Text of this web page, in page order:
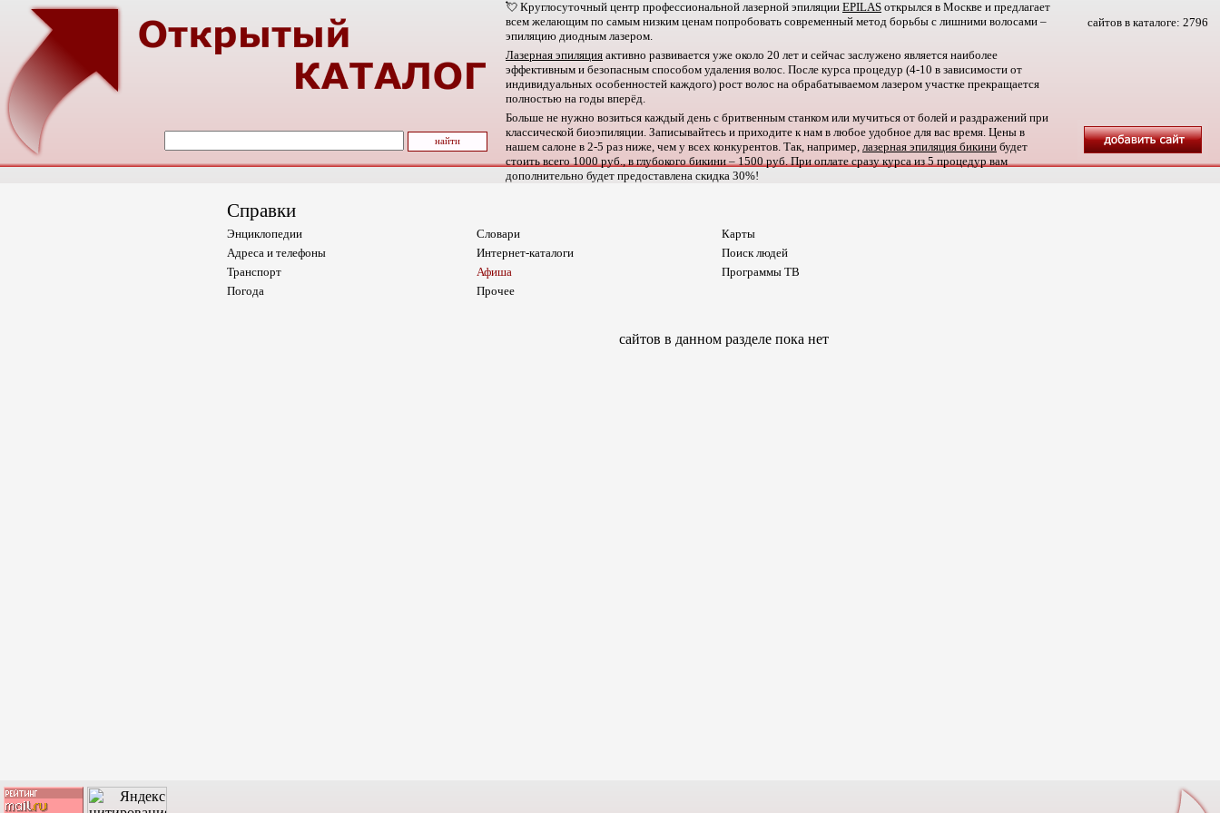
💘 Круглосуточный центр профессиональной лазерной эпиляции EPILAS открылся в Москве и предлагает
всем желающим по самым низким ценам попробовать современный метод борьбы с лишними волосами –
эпиляцию диодным лазером.
Лазерная эпиляция активно развивается уже около 20 лет и сейчас заслужено является наиболее
эффективным и безопасным способом удаления волос. После курса процедур (4-10 в зависимости от
индивидуальных особенностей каждого) рост волос на обрабатываемом лазером участке прекращается
полностью на годы вперёд.
Больше не нужно возиться каждый день с бритвенным станком или мучиться от болей и раздражений при
классической биоэпиляции. Записывайтесь и приходите к нам в любое удобное для вас время. Цены в
нашем салоне в 2-5 раз ниже, чем у всех конкурентов. Так, например, лазерная эпиляция бикини будет
стоить всего 1000 руб., в глубокого бикини – 1500 руб. При оплате сразу курса из 5 процедур вам
дополнительно будет предоставлена скидка 30%!
сайтов в каталоге: 2796
Справки
Энциклопедии Словари
Карты
Адреса и телефоны
Интернет-каталоги
Поиск людей
Транспорт
Афиша
Программы ТВ
Погода
Прочее
сайтов в данном разделе пока нет